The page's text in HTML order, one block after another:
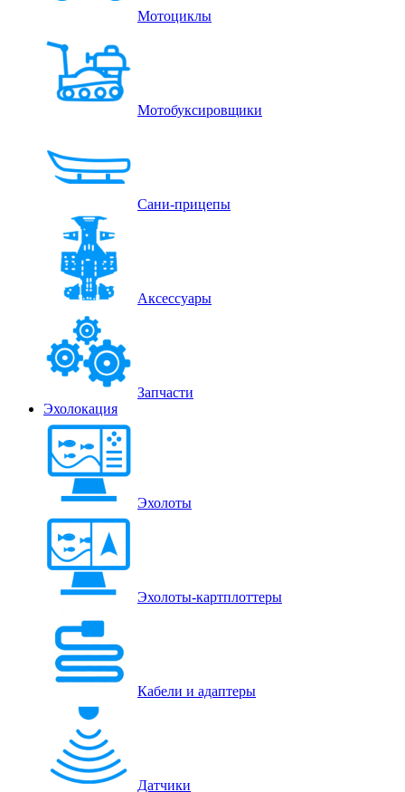
Мотоциклы
Мотобуксировщики
Сани-прицепы
Аксессуары
Запчасти
Эхолокация
Эхолоты
Эхолоты-картплоттеры
Кабели и адаптеры
Датчики